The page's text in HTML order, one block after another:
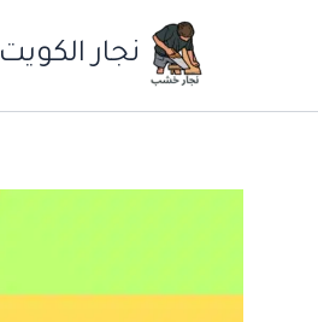
نجار الكويت